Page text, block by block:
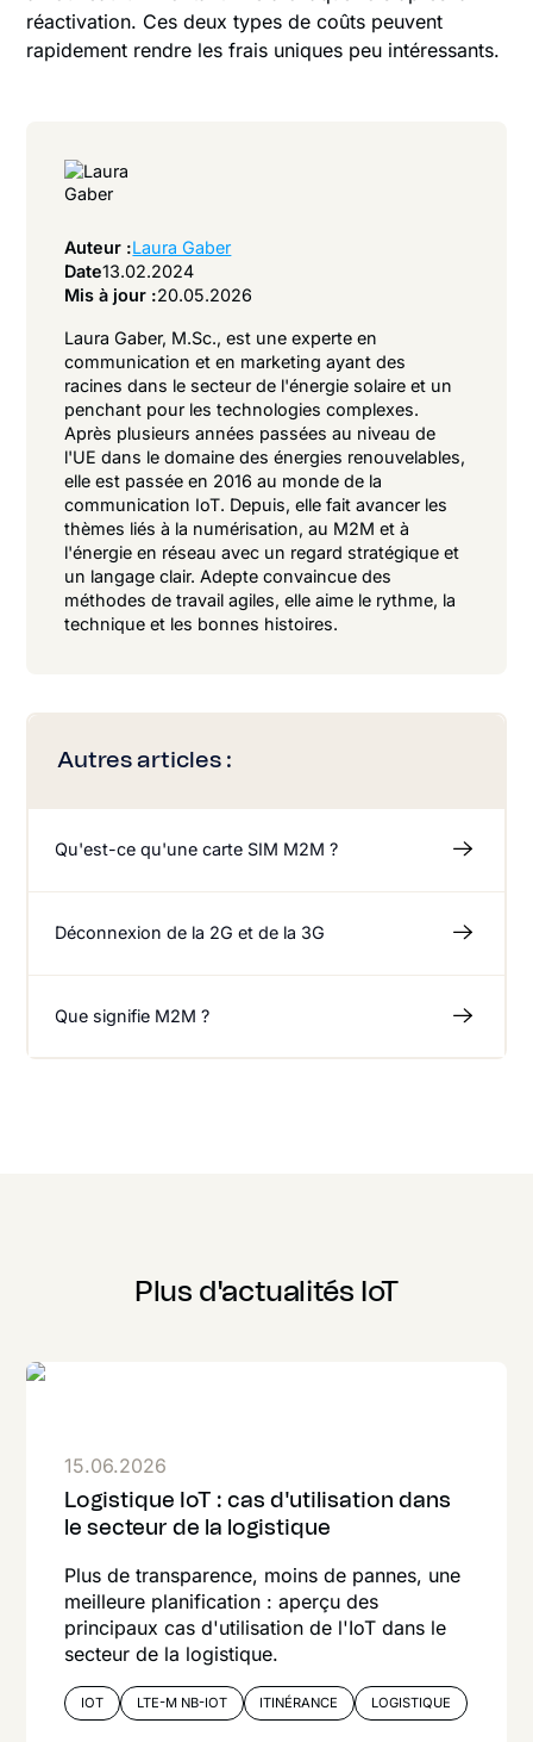
réactivation. Ces deux types de coûts peuvent
rapidement rendre les frais uniques peu intéressants.
Auteur :Laura Gaber
Date13.02.2024
Mis à jour :20.05.2026
Laura Gaber, M.Sc., est une experte en
communication et en marketing ayant des
racines dans le secteur de l'énergie solaire et un
penchant pour les technologies complexes.
Après plusieurs années passées au niveau de
l'UE dans le domaine des énergies renouvelables,
elle est passée en 2016 au monde de la
communication IoT. Depuis, elle fait avancer les
thèmes liés à la numérisation, au M2M et à
l'énergie en réseau avec un regard stratégique et
un langage clair. Adepte convaincue des
méthodes de travail agiles, elle aime le rythme, la
technique et les bonnes histoires.
Autres articles :
Qu'est-ce qu'une carte SIM M2M ?
Déconnexion de la 2G et de la 3G
Que signifie M2M ?
Plus d'actualités IoT
15.06.2026
Logistique IoT : cas d'utilisation dans
le secteur de la logistique
Plus de transparence, moins de pannes, une
meilleure planification : aperçu des
principaux cas d'utilisation de l'IoT dans le
secteur de la logistique.
IOT LTE-M NB-IOT ITINÉRANCE LOGISTIQUE